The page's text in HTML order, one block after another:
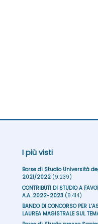
I più visti
Borse di Studio Università
2021/2022 (9.239)
CONTRIBUTI DI STUDIO A
A.A. 2022-2023 (8.414)
BANDO DI CONCORSO PER
LAUREA MAGISTRALE SUL